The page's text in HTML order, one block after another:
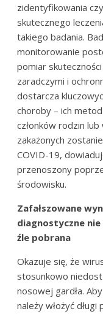
zidentyfikowania
skutecznego
takiego badania.
monitorowanie
pomiar
zaradczymi i
dostarcza
choroby – ich
członków rodzin
zakażonych
COVID-19,
przenoszony
środowisku.
Zafałszowane
diagnostyczne
źle pobrana
Okazuje się, że
stosunkowo
nosowej gardła.
należy włożyć